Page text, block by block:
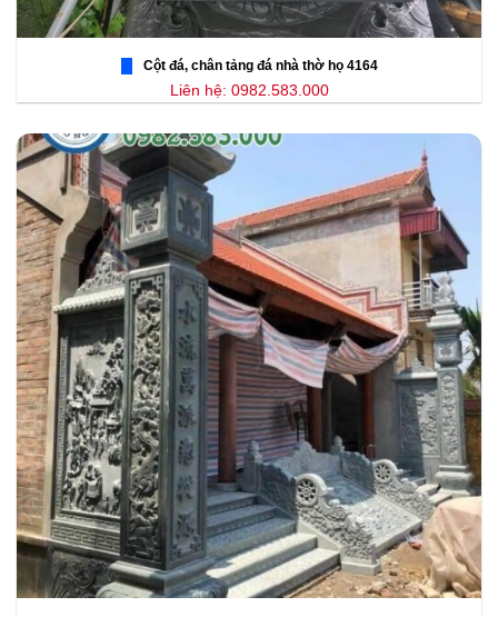
Cột đá, chân tảng đá nhà thờ họ 4164
Liên hệ: 0982.583.000